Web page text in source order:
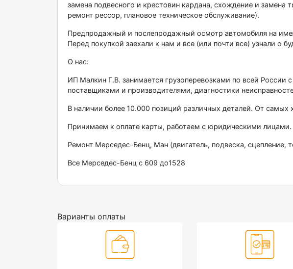
замена подвесного и крестовин кардана, схождение и замена
ремонт рессор, плановое техническое обслуживание).
Предпродажный и послепродажный осмотр автомобиля на
Перед покупкой заехали к нам и все (или почти все) узнали о
О нас:
ИП Малкин Г.В. занимается грузоперевозками по всей
поставщиками и производителями, диагностики
В наличии более 10.000 позиций различных деталей. От
Принимаем к оплате карты, работаем с юридическими лицами.
Ремонт Мерседес-Бенц, Ман (двигатель, подвеска, сцепление,
Все Мерседес-Бенц с 609 до1528
Варианты оплаты